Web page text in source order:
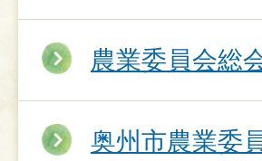
農業委員会総
奥州市農業委